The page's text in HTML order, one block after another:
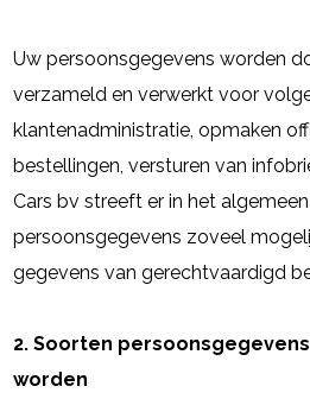
Uw persoonsgegevens worden
verzameld en verwerkt voor
klantenadministratie, opmaken
bestellingen, versturen van
Cars bv streeft er in het
persoonsgegevens zoveel
gegevens van gerechtvaardigd
2. Soorten
worden